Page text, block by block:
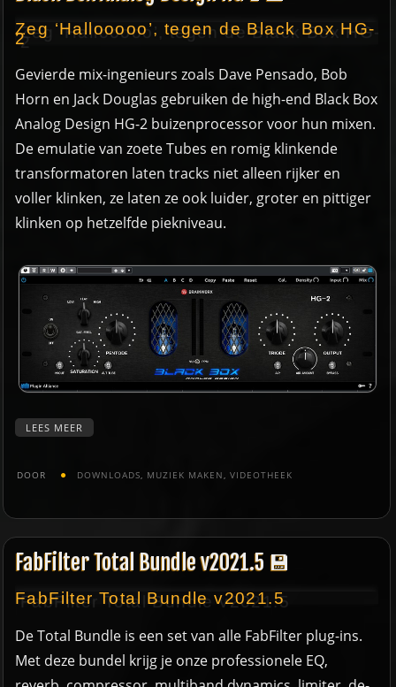
Zeg ‘Hallooooo’, tegen de Black Box HG-
2
Gevierde mix-ingenieurs zoals Dave Pensado, Bob
Horn en Jack Douglas gebruiken de high-end Black Box
Analog Design HG-2 buizenprocessor voor hun mixen.
De emulatie van zoete Tubes en romig klinkende
transformatoren laten tracks niet alleen rijker en
voller klinken, ze laten ze ook luider, groter en pittiger
klinken op hetzelfde piekniveau.
LEES MEER
DOOR DOWNLOADS MUZIEK MAKEN VIDEOTHEEK
FabFilter Total Bundle v2021.5 💾
FabFilter Total Bundle v2021.5
De Total Bundle is een set van alle FabFilter plug-ins.
Met deze bundel krijg je onze professionele EQ,